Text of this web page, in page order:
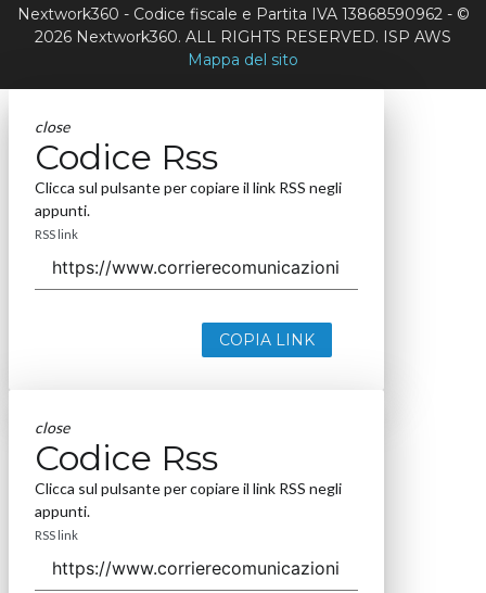
Nextwork360 - Codice fiscale e Partita IVA 13868590962 - ©
2026 Nextwork360. ALL RIGHTS RESERVED. ISP AWS
Mappa del sito
close
Codice Rss
Clicca sul pulsante per copiare il link RSS negli
appunti.
RSS link
COPIA LINK
close
Codice Rss
Clicca sul pulsante per copiare il link RSS negli
appunti.
RSS link